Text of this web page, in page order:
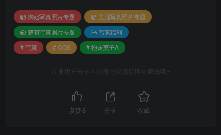
御姐写真照片专题
美腿写真照片专题
萝莉写真照片专题
写真福利
# 写真
# COS # 抱走莫子A
注册用户分享本页海报或链接即可赚钱哦~
点赞 8 分享 收藏